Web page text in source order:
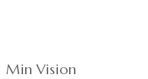
Min Vision